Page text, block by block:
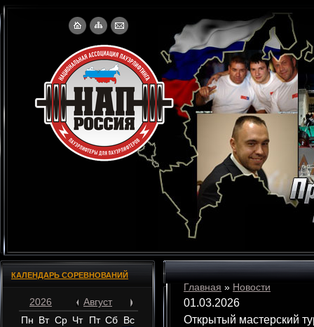
КАЛЕНДАРЬ СОРЕВНОВАНИЙ
2026
Август
Пн Вт Ср Чт Пт Сб Вс
Главная » Новости
01.03.2026
Открытый мастерский